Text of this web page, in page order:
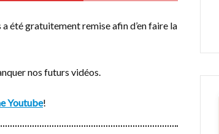
été gratuitement remise afin d’en faire la
nos futurs vidéos.
Youtube!